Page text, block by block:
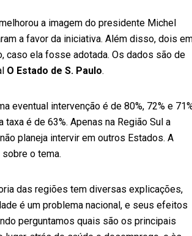
a imagem do presidente Michel
a favor da iniciativa. Além disso, dois
caso ela fosse adotada. Os dados são de
O Estado de S. Paulo.
eventual intervenção é de 80%, 72% e
é de 63%. Apenas na Região Sul a
planeja intervir em outros Estados. A
o tema.
das regiões tem diversas explicações,
é um problema nacional, e seus efeitos
perguntamos quais são os principais